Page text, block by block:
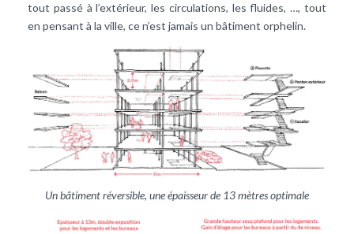
tout passé à l’extérieur, les circulations, les fluides, …, tout
en pensant à la ville, ce n’est jamais un bâtiment orphelin.
Un bâtiment réversible, une épaisseur de 13 mètres optimale